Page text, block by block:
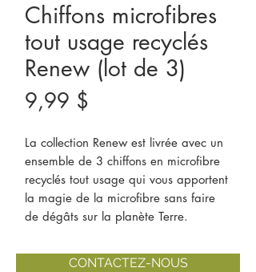
Chiffons microfibres
tout usage recyclés
Renew (lot de 3)
9,99 $
La collection Renew est livrée avec un
ensemble de 3 chiffons en microfibre
recyclés tout usage qui vous apportent
la magie de la microfibre sans faire
de dégâts sur la planète Terre.
CONTACTEZ-NOUS